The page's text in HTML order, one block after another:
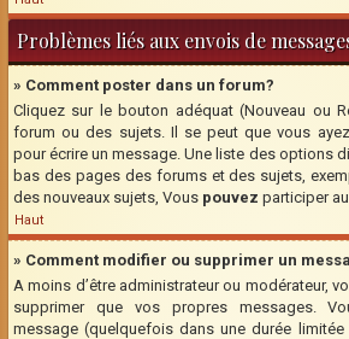
Problèmes liés aux envois de
» Comment poster dans un forum?
Cliquez sur le bouton adéquat (Nouveau ou
forum ou des sujets. Il se peut que vous
pour écrire un message. Une liste des options
bas des pages des forums et des sujets,
des nouveaux sujets, Vous pouvez participer
Haut
» Comment modifier ou supprimer un
A moins d’être administrateur ou modérateur,
supprimer que vos propres messages.
message (quelquefois dans une durée